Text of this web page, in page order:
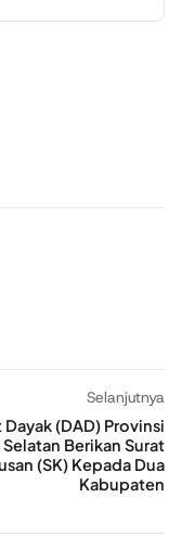
Selanjutnya
(DAD) Provinsi
Berikan Surat
(SK) Kepada Dua
Kabupaten